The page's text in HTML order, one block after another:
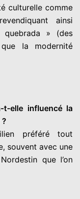
culturelle comme
ainsi
quebrada » (des
la modernité
t-elle influencé la
préféré tout
souvent avec une
que l’on